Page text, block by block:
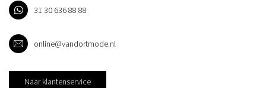
31 30 636 88 88
online@vandortmode.nl
Naar klantenservice